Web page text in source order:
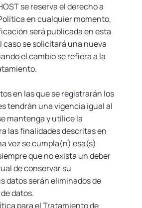
se reserva el derecho a
en cualquier momento,
será publicada en esta
caso se solicitará una nueva
el cambio se refiera a la
en las que se registrarán los
tendrán una vigencia igual al
mantenga y utilice la
las finalidades descritas en
vez se cumpla(n) esa(s)
que no exista un deber
de conservar su
datos serán eliminados de
datos.
para el Tratamiento de